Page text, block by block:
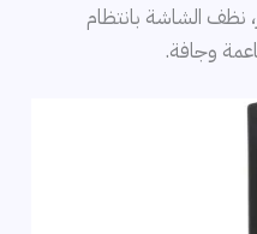
نظف الشاشة بانتظام
وجافة.